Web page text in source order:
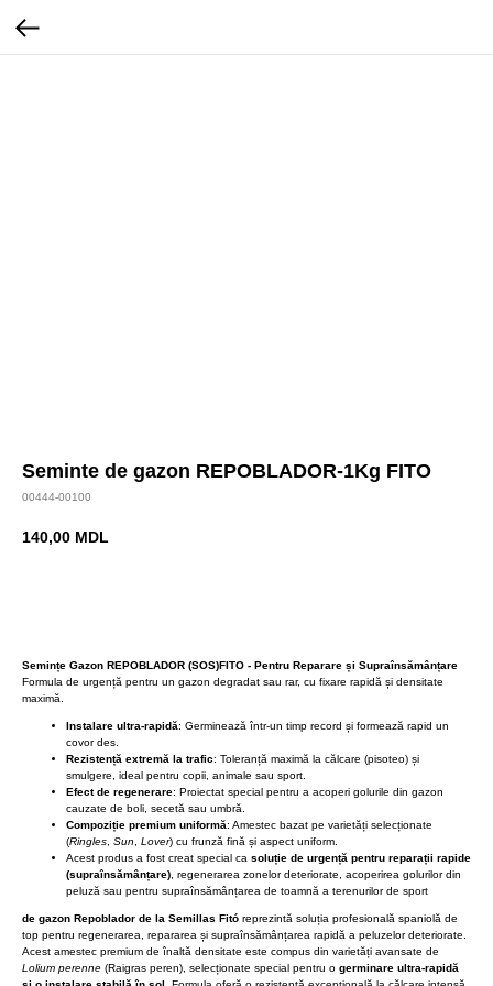
Seminte de gazon REPOBLADOR-1Kg FITO
00444-00100
140,00 MDL
Semințe Gazon REPOBLADOR (SOS)FITO - Pentru Reparare și Supraînsămânțare
Formula de urgență pentru un gazon degradat sau rar, cu fixare rapidă și densitate
maximă.
Instalare ultra-rapidă: Germinează într-un timp record și formează rapid un
covor des.
Rezistență extremă la trafic: Toleranță maximă la călcare (pisoteo) și
smulgere, ideal pentru copii, animale sau sport.
Efect de regenerare: Proiectat special pentru a acoperi golurile din gazon
cauzate de boli, secetă sau umbră.
Compoziție premium uniformă: Amestec bazat pe varietăți selecționate
(Ringles Sun Lover) cu frunză fină și aspect uniform.
Acest produs a fost creat special ca soluție de urgență pentru reparații rapide
(supraînsămânțare) , regenerarea zonelor deteriorate, acoperirea golurilor din
peluză sau pentru supraînsămânțarea de toamnă a terenurilor de sport
de gazon Repoblador de la Semillas Fitó reprezintă soluția profesională spaniolă de
top pentru regenerarea, repararea și supraînsămânțarea rapidă a peluzelor deteriorate.
Acest amestec premium de înaltă densitate este compus din varietăți avansate de
Lolium perenne (Raigras peren), selecționate special pentru o germinare ultra-rapidă